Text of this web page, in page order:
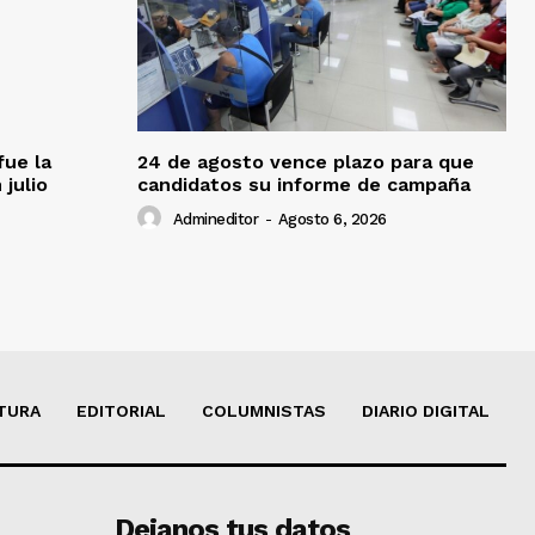
la
julio
24 de agosto vence plazo para que
candidatos su informe de campaña
Admineditor - Agosto 6, 2026
EDITORIAL COLUMNISTAS DIARIO DIGITAL